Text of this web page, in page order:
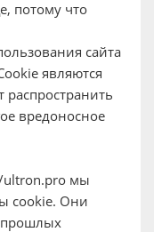
потому что
сайта
являются
вредоносное
ultron.pro мы
cookie. Они